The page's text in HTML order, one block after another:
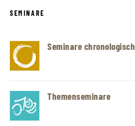
SEMINARE
Seminare chronologisch
Themenseminare